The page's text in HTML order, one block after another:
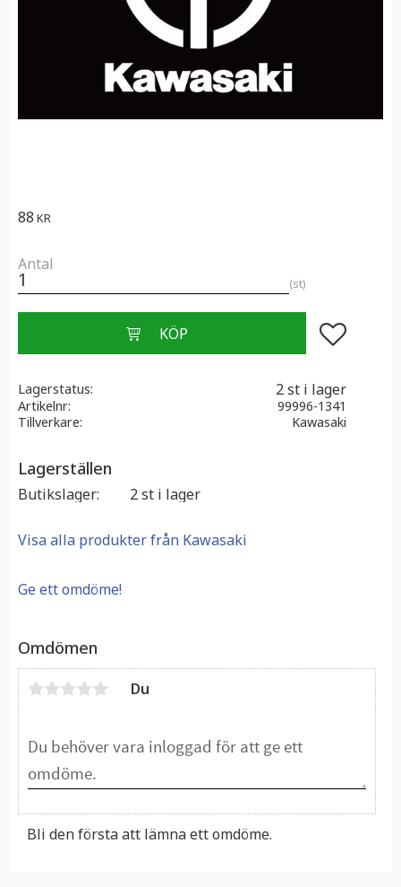
88 KR
Antal
st
Lägg till i
Lagerstatus 2 st i lager
Artikelnr
99996-1341
Tillverkare
Kawasaki
Lagerställen
Butikslager 2 st i lager
Visa alla produkter från Kawasaki
Ge ett omdöme!
Omdömen
Du
Bli den första att lämna ett omdöme.